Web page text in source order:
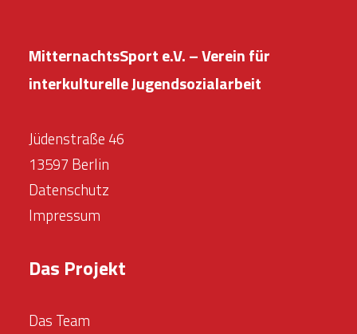
MitternachtsSport e.V. – Verein für
interkulturelle Jugendsozialarbeit
Jüdenstraße 46
13597 Berlin
Datenschutz
Impressum
Das Projekt
Das Team